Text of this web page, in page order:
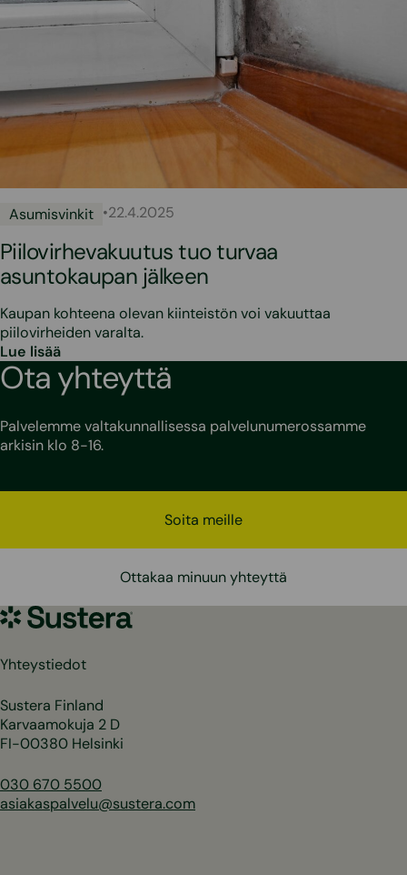
Asumisvinkit •22.4.2025
Piilovirhevakuutus tuo turvaa
asuntokaupan jälkeen
Kaupan kohteena olevan kiinteistön voi vakuuttaa
piilovirheiden varalta.
Lue lisää
Ota yhteyttä
Palvelemme valtakunnallisessa palvelunumerossamme
arkisin klo 8-16.
Soita meille
Ottakaa minuun yhteyttä
Sustera
Yhteystiedot
Sustera Finland
Karvaamokuja 2 D
FI-00380 Helsinki
030 670 5500
asiakaspalvelu@sustera.com